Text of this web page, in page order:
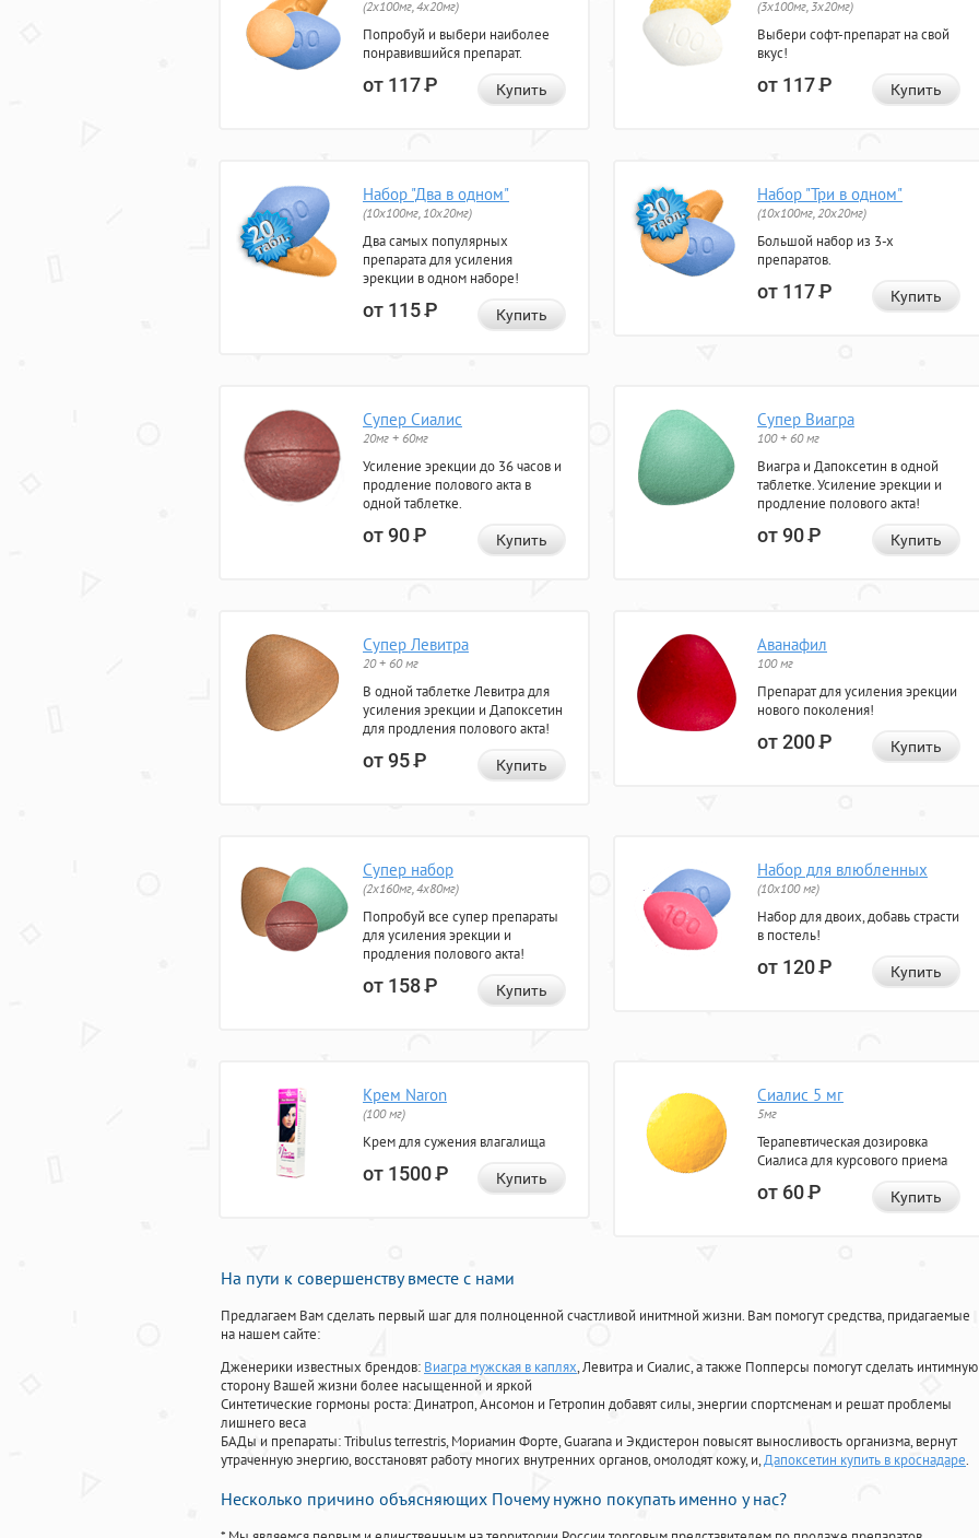
(2x100мг, 4x20мг)
Попробуй и выбери наиболее
понравившийся препарат.
от 117Р Купить
(3x100мг, 3x20мг)
Выбери софт-препарат на свой
вкус!
от 117Р Купить
Набор "Два в одном"
(10x100мг, 10x20мг)
Два самых популярных
препарата для усиления
эрекции в одном наборе!
от 115Р Купить
Набор "Три в одном"
(10x100мг, 20x20мг)
Большой набор из 3-х
препаратов.
от 117Р Купить
Супер Сиалис
20мг + 60мг
Усиление эрекции до 36 часов и
продление полового акта в
одной таблетке.
от 90Р Купить
Супер Виагра
100 + 60 мг
Виагра и Дапоксетин в одной
таблетке. Усиление эрекции и
продление полового акта!
от 90Р Купить
Супер Левитра
20 + 60 мг
В одной таблетке Левитра для
усиления эрекции и Дапоксетин
для продления полового акта!
от 95Р Купить
Аванафил
100 мг
Препарат для усиления эрекции
нового поколения!
от 200Р Купить
Супер набор
(2х160мг, 4х80мг)
Попробуй все супер препараты
для усиления эрекции и
продления полового акта!
от 158Р Купить
Набор для влюбленных
(10х100 мг)
Набор для двоих, добавь страсти
в постель!
от 120Р Купить
Крем Naron
(100 мг)
Крем для сужения влагалища
от 1500Р Купить
Сиалис 5 мг
5мг
Терапевтическая дозировка
Сиалиса для курсового приема
от 60Р Купить
На пути к совершенству вместе с нами
Предлагаем Вам сделать первый шаг для полноценной счастливой инитмной жизни. Вам помогут средства, придагаемые
на нашем сайте:
Дженерики известных брендов: Виагра мужская в каплях, Левитра и Сиалис, а также Попперсы помогут сделать интимную
сторону Вашей жизни более насыщенной и яркой
Синтетические гормоны роста: Динатроп, Ансомон и Гетропин добавят силы, энергии спортсменам и решат проблемы
лишнего веса
БАДы и препараты:Tribulus terrestris, Мориамин Форте, Guarana и Экдистерон повысят выносливость организма, вернут
утраченную энергию, восстановят работу многих внутренних органов, омолодят кожу, и,Дапоксетин купить в кроснадаре.
Несколько причино объясняющих Почему нужно покупать именно у нас?